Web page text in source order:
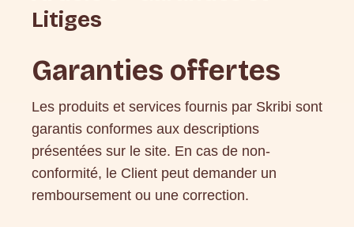
Litiges
Garanties offertes
Les produits et services fournis par Skribi sont
garantis conformes aux descriptions
présentées sur le site. En cas de non-
conformité, le Client peut demander un
remboursement ou une correction.